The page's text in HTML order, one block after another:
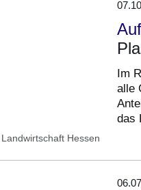
Hessen
Im
alle
das